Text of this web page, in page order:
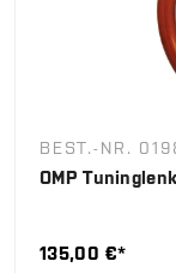
BEST.-NR.
OMP
135,00 €*